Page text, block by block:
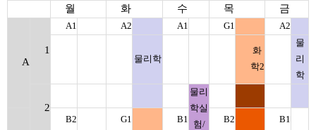
월 화 수 목 금
A
1
A1 A2 A1 G1 A2
물리학
화
학2
물
리
학
2
물리
학실
험/
B2 G1 B1
B2
B1